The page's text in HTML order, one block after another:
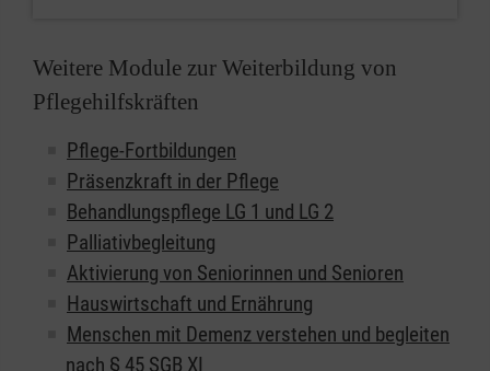
Weitere Module zur Weiterbildung von
Pflegehilfskräften
Pflege-Fortbildungen
Präsenzkraft in der Pflege
Behandlungspflege LG 1 und LG 2
Palliativbegleitung
Aktivierung von Seniorinnen und Senioren
Hauswirtschaft und Ernährung
Menschen mit Demenz verstehen und begleiten
nach § 45 SGB XI